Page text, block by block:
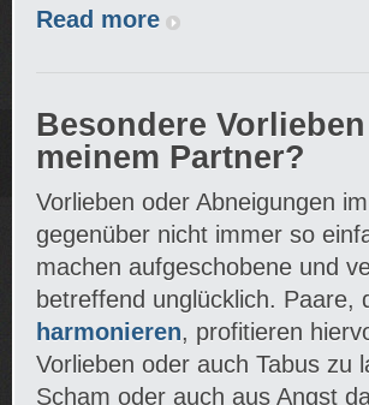
Read more
Besondere
meinem Partner?
Vorlieben oder Abneigungen im
gegenüber nicht immer so
machen aufgeschobene und
betreffend unglücklich. Paare,
harmonieren, profitieren
Vorlieben oder auch Tabus zu
Scham oder auch aus Angst